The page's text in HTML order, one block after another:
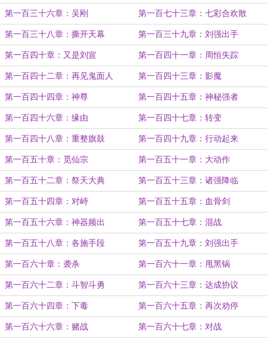
第一百三十六章：吴刚 第一百七十三章：七彩合欢散
第一百三十八章：撕开天幕 第一百三十九章：刘强出手
第一百四十章：又是刘宣 第一百四十一章：周恒失踪
第一百四十二章：再见鬼面人 第一百四十三章：影魔
第一百四十四章：神尊 第一百四十五章：神秘强者
第一百四十六章：缘由 第一百四十七章：转变
第一百四十八章：重整旗鼓 第一百四十九章：行动起来
第一百五十章：觅仙宗 第一百五十一章：大动作
第一百五十二章：祭天大典 第一百五十三章：诸强降临
第一百五十四章：对峙 第一百五十五章：血骨剑
第一百五十六章：神器频出 第一百五十七章：混战
第一百五十八章：各施手段 第一百五十九章：刘强出手
第一百六十章：袭杀 第一百六十一章：甩黑锅
第一百六十二章：斗智斗勇 第一百六十三章：达成协议
第一百六十四章：下毒 第一百六十五章：再次劝停
第一百六十六章：赌战 第一百六十七章：对战